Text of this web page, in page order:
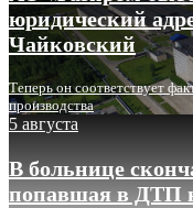
юридический
Чайковский
Теперь он соответствует
производства
5 августа
В больнице
попавшая в ДТП